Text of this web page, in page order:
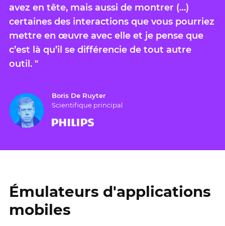
avez en tête, mais aussi de montrer (…)
certaines des interactions que vous pourriez
mettre en œuvre avec elle et je pense que
c’est là qu’il se différencie de tout autre
outil. "
Boris De Ruyter
Scientifique principal
Émulateurs d'applications
mobiles